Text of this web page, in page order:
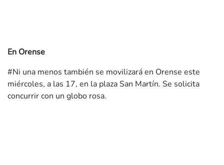
En Orense
#Ni una menos también se movilizará en Orense este
miércoles, a las 17, en la plaza San Martín. Se solicita
concurrir con un globo rosa.